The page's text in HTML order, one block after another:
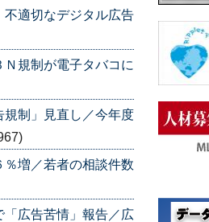
適切なデジタル広告
規制が電子タバコに
制」見直し／今年度
増／若者の相談件数
広告苦情」報告／広